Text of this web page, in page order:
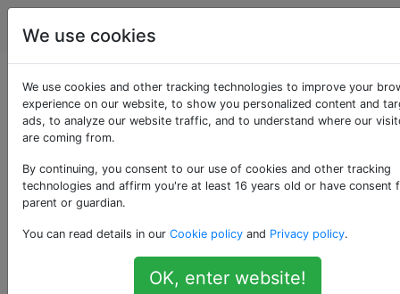
Astronomie
Pourquoi un seul côté
de la Lune est-il
visible depuis la
Terre?
Pourquoi ne voyons-nous jamais que le
We use cookies
We use cookies and other tracking technologies to improve your
experience on our website, to show you personalized content and
ads, to analyze our website traffic, and to understand where our
are coming from.
By continuing, you consent to our use of cookies and other tracking
technologies and affirm you're at least 16 years old or have consent
parent or guardian.
You can read details in our Cookie policy and Privacy policy.
OK, enter website!